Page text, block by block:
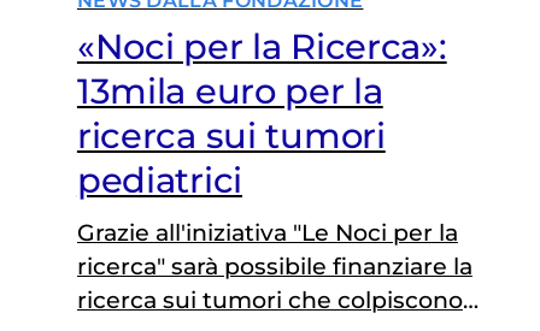
«Noci per la Ricerca»:
13mila euro per la
ricerca sui tumori
pediatrici
Grazie all'iniziativa "Le Noci per la
ricerca" sarà possibile finanziare la
ricerca sui tumori che colpiscono